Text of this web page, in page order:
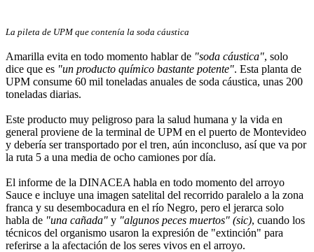
La pileta de UPM que contenía la soda cáustica
Amarilla evita en todo momento hablar de "soda cáustica", solo
dice que es "un producto químico bastante potente". Esta planta de
UPM consume 60 mil toneladas anuales de soda cáustica, unas 200
toneladas diarias.
Este producto muy peligroso para la salud humana y la vida en
general proviene de la terminal de UPM en el puerto de Montevideo
y debería ser transportado por el tren, aún inconcluso, así que va por
la ruta 5 a una media de ocho camiones por día.
El informe de la DINACEA habla en todo momento del arroyo
Sauce e incluye una imagen satelital del recorrido paralelo a la zona
franca y su desembocadura en el río Negro, pero el jerarca solo
habla de "una cañada" y "algunos peces muertos" (sic), cuando los
técnicos del organismo usaron la expresión de "extinción" para
referirse a la afectación de los seres vivos en el arroyo.